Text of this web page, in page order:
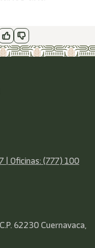
| Oficinas: (777) 100
62230 Cuernavaca,